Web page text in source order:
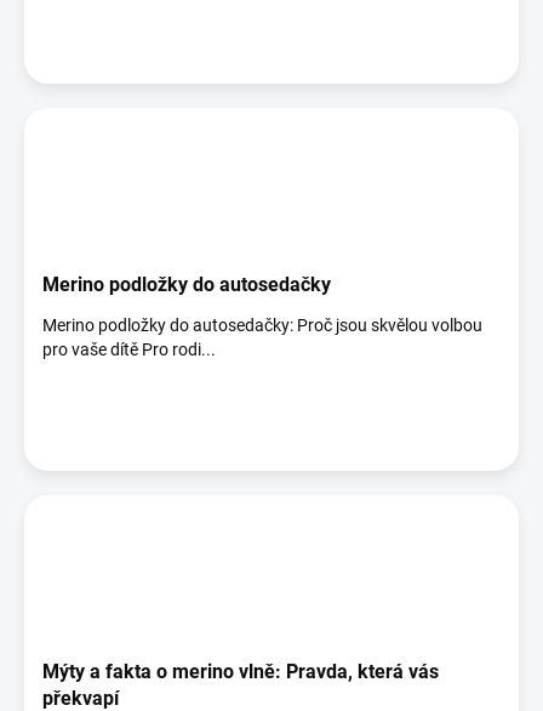
Merino podložky do autosedačky
Merino podložky do autosedačky: Proč jsou skvělou volbou
pro vaše dítě Pro rodi...
Mýty a fakta o merino vlně: Pravda, která vás
překvapí